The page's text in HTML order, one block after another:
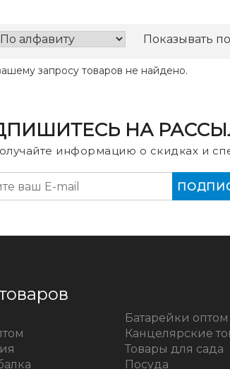
Показывать по
запросу товаров не найдено.
НА
информацию о скидках и
Батарейки оптом
Канцелярские
Товары для сада
Посуда